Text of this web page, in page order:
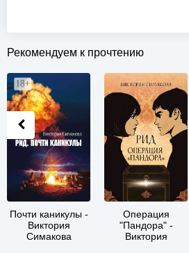
Рекомендуем к прочтению
Почти каникулы -
Виктория
Симакова
Операция
"Пандора" -
Виктория